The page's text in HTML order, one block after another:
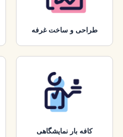
طراحی و ساخت غرفه
کافه بار نمایشگاهی